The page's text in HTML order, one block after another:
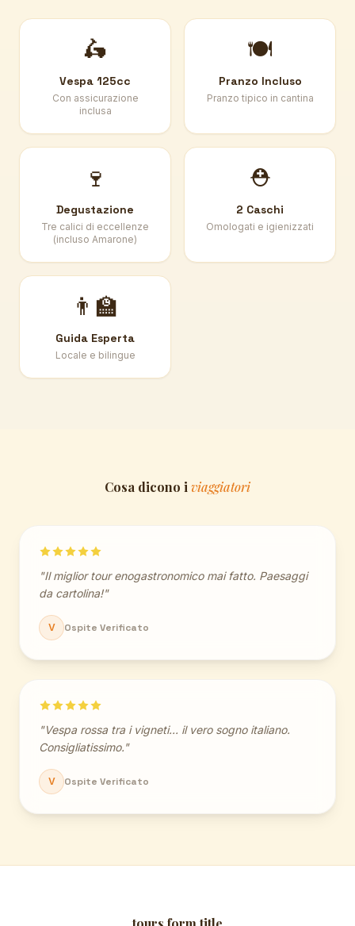
🛵
Vespa 125cc
Con assicurazione
inclusa
🍽️
Pranzo Incluso
Pranzo tipico in cantina
🍷
Degustazione
Tre calici di eccellenze
(incluso Amarone)
⛑️
2 Caschi
Omologati e igienizzati
👨‍🏫
Guida Esperta
Locale e bilingue
Cosa dicono i viaggiatori
"Il miglior tour enogastronomico mai fatto. Paesaggi
da cartolina!"
V Ospite Verificato
"Vespa rossa tra i vigneti... il vero sogno italiano.
Consigliatissimo."
V Ospite Verificato